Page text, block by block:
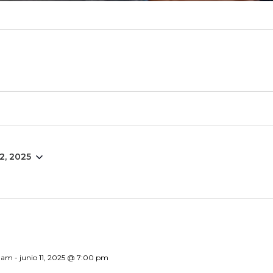
2025
- junio 11, 2025 @ 7:00 pm